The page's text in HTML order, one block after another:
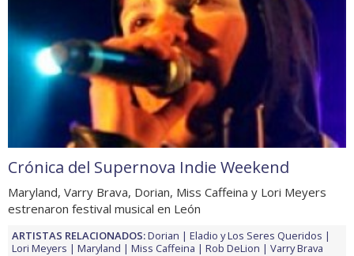
Crónica del Supernova Indie Weekend
Maryland, Varry Brava, Dorian, Miss Caffeina y Lori Meyers
estrenaron festival musical en León
ARTISTAS RELACIONADOS:Dorian
Eladio y Los Seres Queridos
Lori Meyers
Maryland Miss Caffeina Rob DeLion Varry Brava